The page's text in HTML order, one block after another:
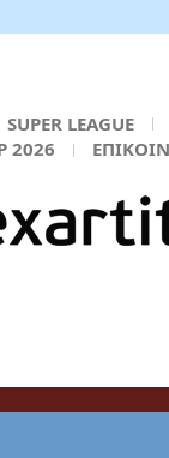
SUPER LEAGUE
2026